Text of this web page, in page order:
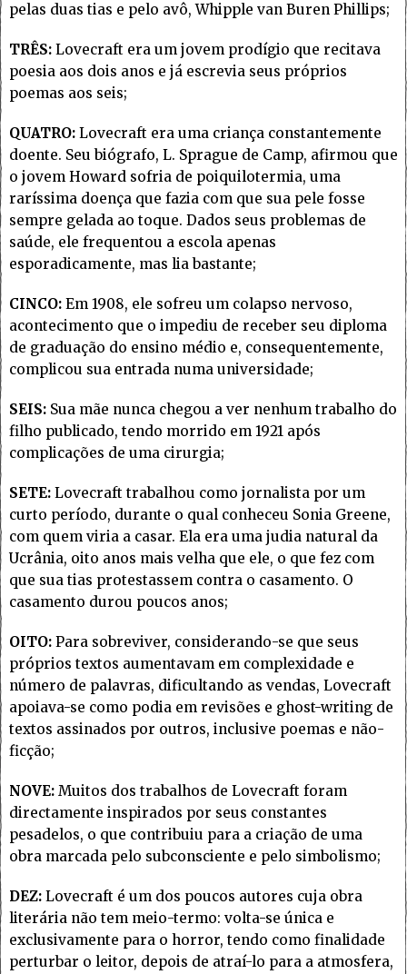
pelas duas tias e pelo avô, Whipple van Buren Phillips;
TRÊS: Lovecraft era um jovem prodígio que recitava
poesia aos dois anos e já escrevia seus próprios
poemas aos seis;
QUATRO: Lovecraft era uma criança constantemente
doente. Seu biógrafo, L. Sprague de Camp, afirmou que
o jovem Howard sofria de poiquilotermia, uma
raríssima doença que fazia com que sua pele fosse
sempre gelada ao toque. Dados seus problemas de
saúde, ele frequentou a escola apenas
esporadicamente, mas lia bastante;
CINCO: Em 1908, ele sofreu um colapso nervoso,
acontecimento que o impediu de receber seu diploma
de graduação do ensino médio e, consequentemente,
complicou sua entrada numa universidade;
SEIS: Sua mãe nunca chegou a ver nenhum trabalho do
filho publicado, tendo morrido em 1921 após
complicações de uma cirurgia;
SETE: Lovecraft trabalhou como jornalista por um
curto período, durante o qual conheceu Sonia Greene,
com quem viria a casar. Ela era uma judia natural da
Ucrânia, oito anos mais velha que ele, o que fez com
que sua tias protestassem contra o casamento. O
casamento durou poucos anos;
OITO: Para sobreviver, considerando-se que seus
próprios textos aumentavam em complexidade e
número de palavras, dificultando as vendas, Lovecraft
apoiava-se como podia em revisões e ghost-writing de
textos assinados por outros, inclusive poemas e não-
ficção;
NOVE: Muitos dos trabalhos de Lovecraft foram
directamente inspirados por seus constantes
pesadelos, o que contribuiu para a criação de uma
obra marcada pelo subconsciente e pelo simbolismo;
DEZ: Lovecraft é um dos poucos autores cuja obra
literária não tem meio-termo: volta-se única e
exclusivamente para o horror, tendo como finalidade
perturbar o leitor, depois de atraí-lo para a atmosfera,